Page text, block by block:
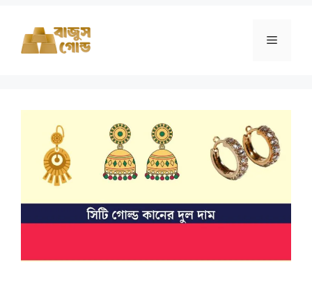
content
Menu